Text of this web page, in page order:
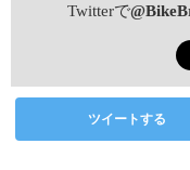
Twitterで
ツイートする